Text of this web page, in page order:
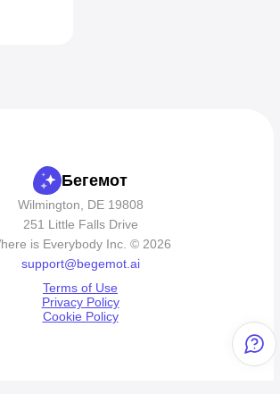
Бегемот
Wilmington, DE 19808
251 Little Falls Drive
is Everybody Inc. © 2026
support@begemot.ai
Terms of Use
Privacy Policy
Cookie Policy